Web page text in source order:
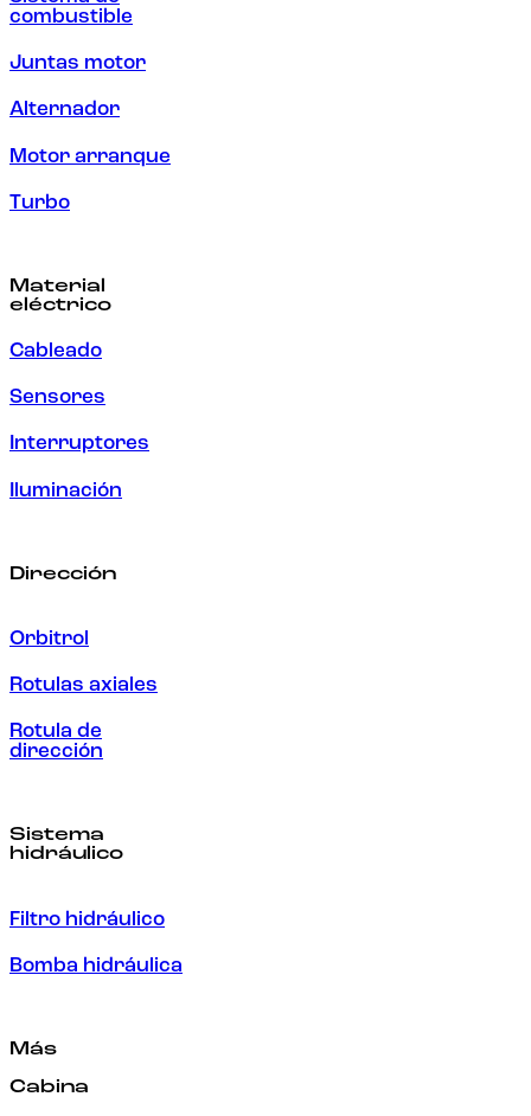
combustible
Juntas motor
Alternador
Motor arranque
Turbo
Material
eléctrico
Cableado
Sensores
Interruptores
Iluminación
Dirección
Orbitrol
Rotulas axiales
Rotula de
dirección
Sistema
hidráulico
Filtro hidráulico
Bomba hidráulica
Más
Cabina